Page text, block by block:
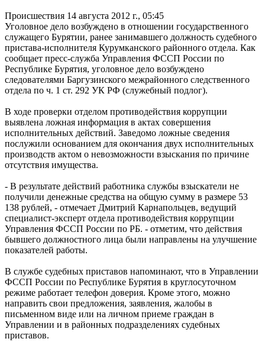
Происшествия 14 августа 2012 г., 05:45
Уголовное дело возбуждено в отношении государственного
служащего Бурятии, ранее занимавшего должность судебного
пристава-исполнителя Курумканского районного отдела. Как
сообщает пресс-служба Управления ФССП России по
Республике Бурятия, уголовное дело возбуждено
следователями Баргузинского межрайонного следственного
отдела по ч. 1 ст. 292 УК РФ (служебный подлог).
В ходе проверки отделом противодействия коррупции
выявлена ложная информация в актах совершения
исполнительных действий. Заведомо ложные сведения
послужили основанием для окончания двух исполнительных
производств актом о невозможности взыскания по причине
отсутствия имущества.
- В результате действий работника службы взыскатели не
получили денежные средства на общую сумму в размере 53
138 рублей, - отмечает Дмитрий Карнапольцев, ведущий
специалист-эксперт отдела противодействия коррупции
Управления ФССП России по РБ. - отметим, что действия
бывшего должностного лица были направлены на улучшение
показателей работы.
В службе судебных приставов напоминают, что в Управлении
ФССП России по Республике Бурятия в круглосуточном
режиме работает телефон доверия. Кроме этого, можно
направить свои предложения, заявления, жалобы в
письменном виде или на личном приеме граждан в
Управлении и в районных подразделениях судебных
приставов.